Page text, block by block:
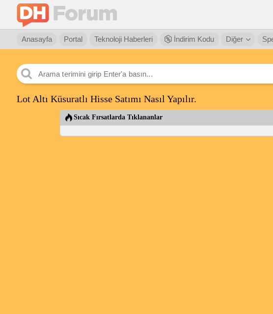
Anasayfa Portal Teknoloji Haberleri İndirim Kodu Diğer
Lot Altı Küsuratlı Hisse Satımı Nasıl Yapılır.
Sıcak Fırsatlarda Tıklananlar